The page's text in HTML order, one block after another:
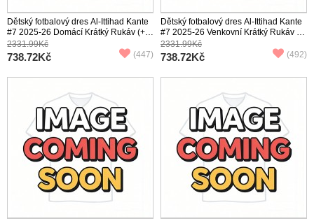
Dětský fotbalový dres Al-Ittihad Kante
#7 2025-26 Domácí Krátký Rukáv (+
trenýrky)
2331.99Kč
738.72Kč (447)
Dětský fotbalový dres Al-Ittihad Kante
#7 2025-26 Venkovní Krátký Rukáv (+
trenýrky)
2331.99Kč
738.72Kč (492)